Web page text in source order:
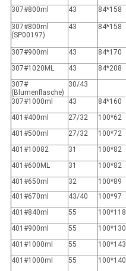
307#800ml 43 84*158
307#800ml
(SP00197)
43 84*158
307#900ml 43 84*170
307#1020ML
43 84*208
307#
(Blumenflasche)
30/43
307#1000ml 43 84*160
401#400ml
27/32 100*62
401#500ml
27/32 100*72
401#10082
31 100*82
401#600ML
31 100*82
401#650ml
32 100*89
401#670ml
43/40 100*97
401#840ml
55 100*118
401#900ml
55 100*130
401#1000ml
55 100*143
401#1000ml
55 100*140